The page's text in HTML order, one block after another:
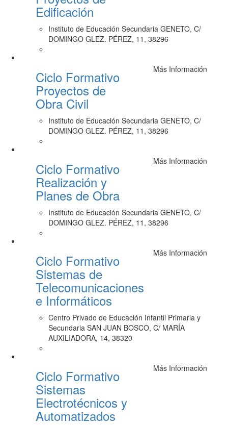
Edificación
Instituto de Educación Secundaria GENETO, C/
DOMINGO GLEZ. PÉREZ, 11, 38296
Ciclo Formativo
Proyectos de
Obra Civil
Más Información
Instituto de Educación Secundaria GENETO, C/
DOMINGO GLEZ. PÉREZ, 11, 38296
Ciclo Formativo
Realización y
Planes de Obra
Más Información
Instituto de Educación Secundaria GENETO, C/
DOMINGO GLEZ. PÉREZ, 11, 38296
Ciclo Formativo
Sistemas de
Telecomunicaciones
e Informáticos
Más Información
Centro Privado de Educación Infantil Primaria y
Secundaria SAN JUAN BOSCO, C/ MARÍA
AUXILIADORA, 14, 38320
Ciclo Formativo
Sistemas
Electrotécnicos y
Automatizados
Más Información